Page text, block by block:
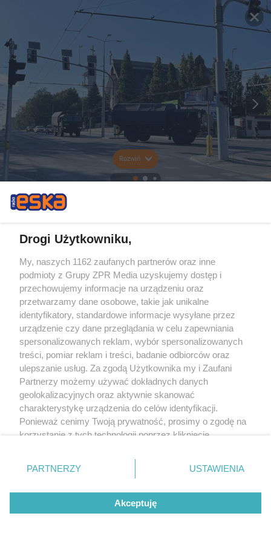
Rozwiń
Drogi Użytkowniku,
My, naszych 1162 zaufanych partnerów oraz inne
podmioty z Grupy ZPR Media uzyskujemy dostęp i
przechowujemy informacje na urządzeniu oraz
przetwarzamy dane osobowe, takie jak unikalne
identyfikatory, standardowe informacje wysyłane przez
urządzenie czy dane przeglądania w celu zapewniania
spersonalizowanych reklam, wybór spersonalizowanych
treści, pomiar reklam i treści, badanie odbiorców oraz
ulepszanie usług. Za zgodą Użytkownika my i Zaufani
Partnerzy możemy używać dokładnych danych
geolokalizacyjnych oraz aktywnie skanować
charakterystykę urządzenia do celów identyfikacji.
Ponieważ cenimy Twoją prywatność, prosimy o zgodę na
korzystanie z tych technologii poprzez kliknięcie
zmienić/wycofać klikając przycisk ustawień prywatności
znajdujący się w lewym dolnym rogu strony
rodzaje przetwarzania danych nie wymagają zgody
użytkownika, ale masz prawo sprzeciwić się takiemu
przetwarzaniu. Preferencje będą miały zastosowanie tylko
PARTNERZY USTAWIENIA
Akceptuję